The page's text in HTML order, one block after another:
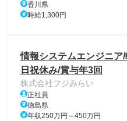
香川県
時給1,300円
情報システムエンジニア
日祝休み/賞与年3回
株式会社フジみらい
正社員
徳島県
年収250万円～450万円